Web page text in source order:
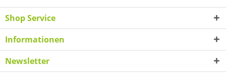
Shop Service
Informationen
Newsletter